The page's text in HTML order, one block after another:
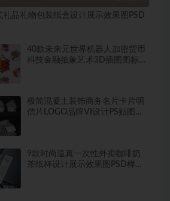
礼品礼物包装纸盒设计展示效果图PSD
40款未来元世界机器人加密货币
科技金融抽象艺术3D插图图标
极简混凝土装饰商务名片卡片明
信片LOGO品牌VI设计PS贴图样
9款时尚逼真一次性外卖咖啡奶
茶纸杯设计展示效果图PSD样机